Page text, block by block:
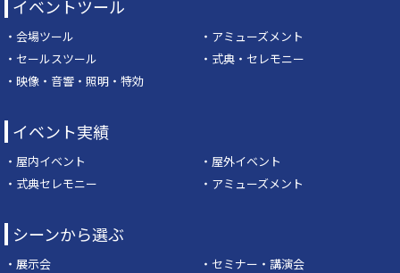
イベントツール
・会場ツール
・アミューズメント
・セールスツール
・式典・セレモニー
・映像・音響・照明・特効
イベント実績
・屋内イベント
・屋外イベント
・式典セレモニー
・アミューズメント
シーンから選ぶ
・展示会
・セミナー・講演会